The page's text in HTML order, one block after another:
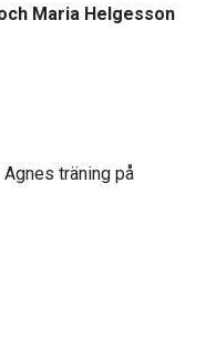
Maria Helgesson
träning på